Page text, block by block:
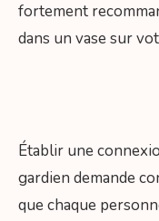
fortement
dans un vase sur
Établir une
gardien demande
que chaque